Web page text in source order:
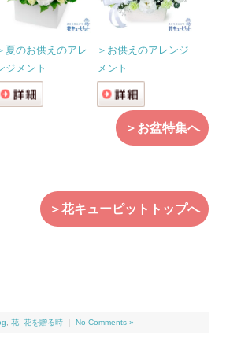
夏のお供えのアレ
ジメント
＞お供えのアレンジ
メント
＞お盆特集へ
＞花キューピットトップへ
,花 ,花を贈る時 ｜No Comments »